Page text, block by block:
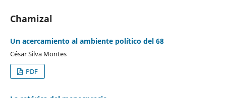
Chamizal
Un acercamiento al ambiente político del 68
César Silva Montes
PDF